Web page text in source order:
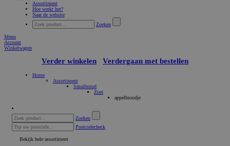
Assortiment
Hoe werkt het?
Naar de website
Zoeken
Menu
Account
Winkelwagen
Verder winkelen Verdergaan met bestellen
Home
Assortiment
Smulbrood
Zoet
appelbroodje
Zoeken
Postcodecheck
Bekijk hele assortiment